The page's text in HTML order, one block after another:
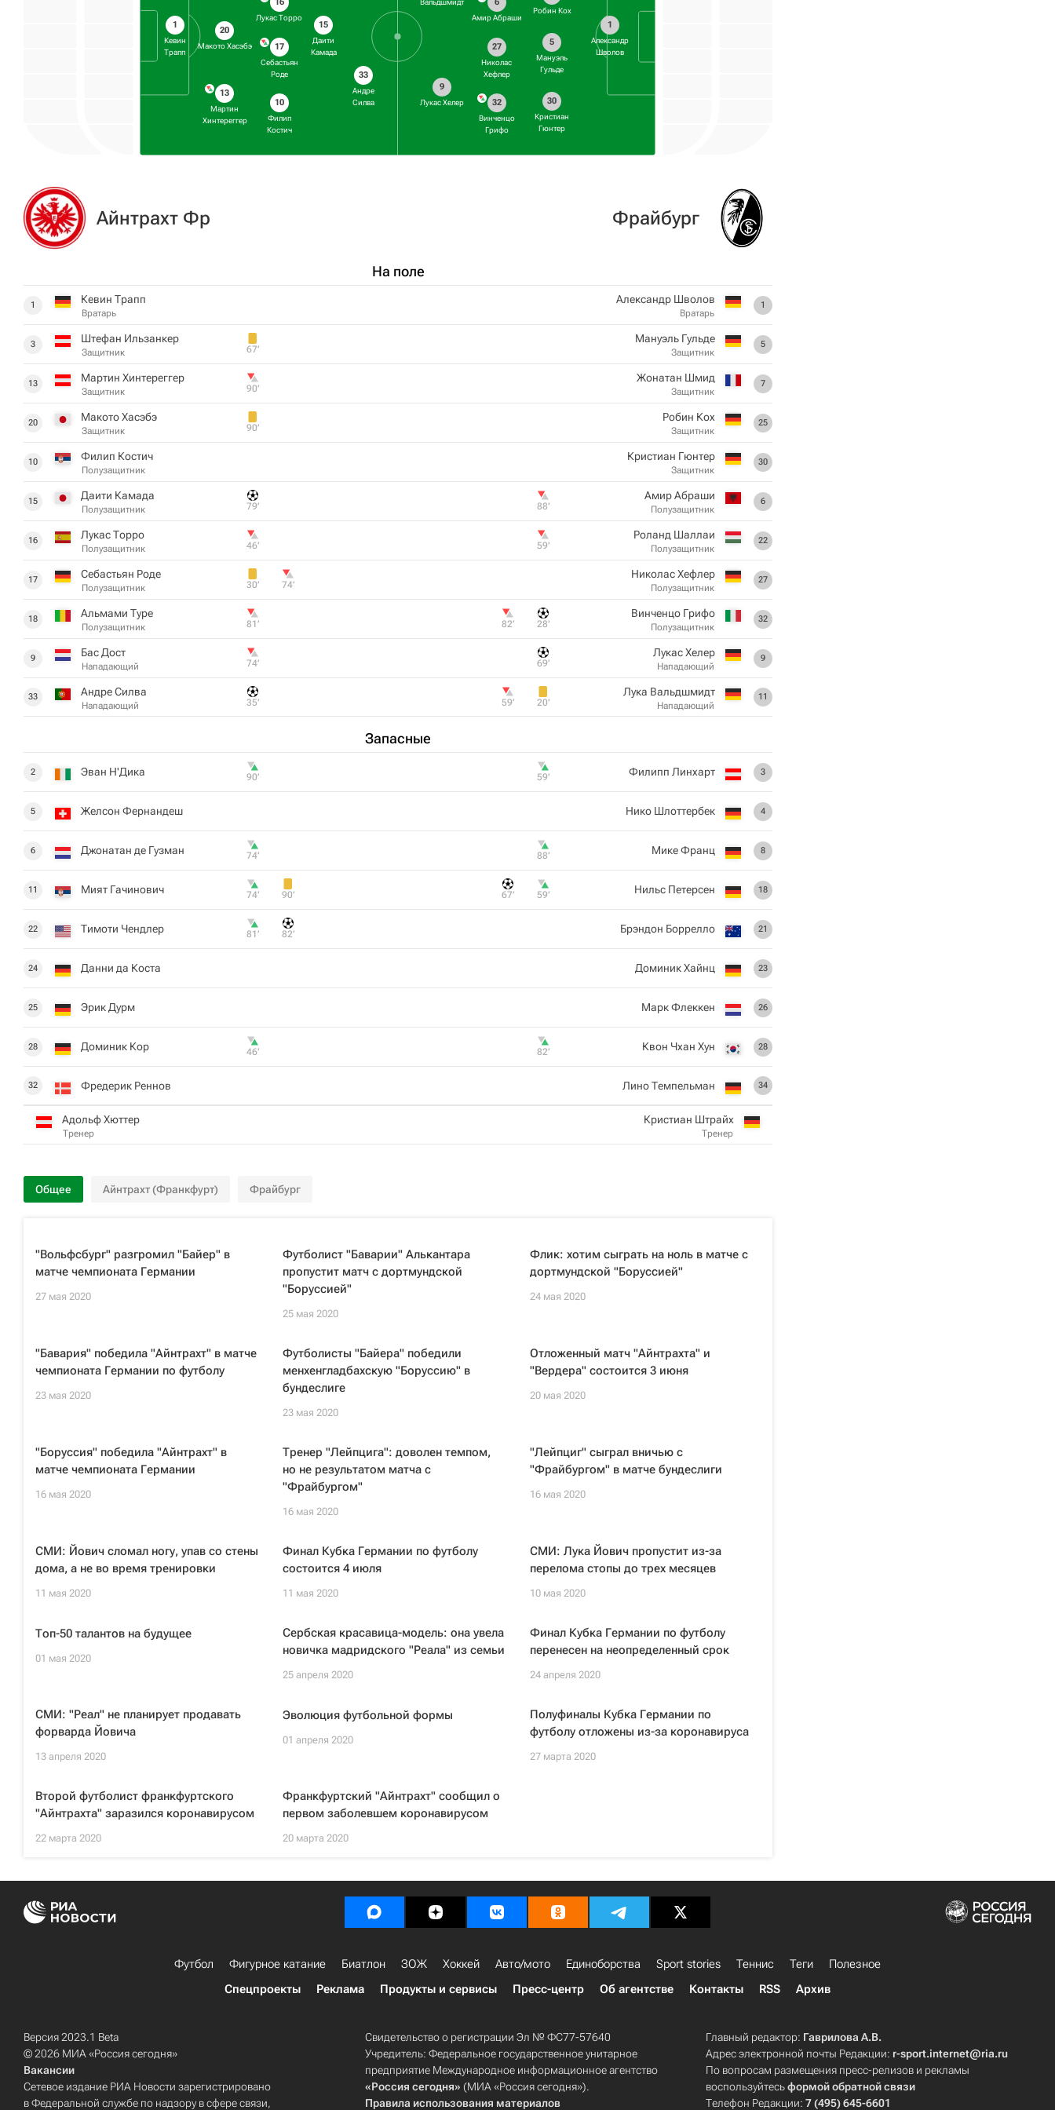
1
Кевин
Трапп
20
Макото Хасэбэ
13
Мартин
Хинтереггер
16
Лукас Торро
17
Себастьян
Роде
10
Филип
Костич
15
Даити
Камада
33
Андре
Силва
1
Александр
Шволов
Робин Кох
5
Мануэль
Гульде
30
Кристиан
Гюнтер
6
Амир Абраши
27
Николас
Хефлер
32
Винченцо
Грифо
9
Лукас Хелер
Айнтрахт Фр
На поле
1 Кевин Трапп
Вратарь
3 Штефан Ильзанкер
Защитник 67‎’‎
13 Мартин Хинтереггер
Защитник 90‎’‎
20 Макото Хасэбэ
Защитник 90‎’‎
10 Филип Костич
Полузащитник
15 Даити Камада
Полузащитник 79‎’‎
16 Лукас Торро
Полузащитник 46‎’‎
17 Себастьян Роде
Полузащитник 30‎’‎ 74‎’‎
18 Альмами Туре
Полузащитник 81‎’‎
9 Бас Дост
Нападающий 74‎’‎
33 Андре Силва
Нападающий 35‎’‎
Запасные
2 Эван Н'Дика 90‎’‎
5 Желсон Фернандеш
6 Джонатан де Гузман 74‎’‎
11 Мият Гачинович 74‎’‎ 90‎’‎
22 Тимоти Чендлер 81‎’‎ 82‎’‎
24 Данни да Коста
25 Эрик Дурм
28 Доминик Кор 46‎’‎
32 Фредерик Реннов
Адольф Хюттер
Тренер
Фрайбург
1
Александр Шволов
Вратарь
5
Мануэль Гульде
Защитник
7
Жонатан Шмид
Защитник
25
Робин Кох
Защитник
30
Кристиан Гюнтер
Защитник
6
Амир Абраши
Полузащитник
88‎’‎
22
Роланд Шаллаи
Полузащитник
59‎’‎
27
Николас Хефлер
Полузащитник
32
Винченцо Грифо
Полузащитник
28‎’‎
82‎’‎
9
Лукас Хелер
Нападающий
69‎’‎
11
Лука Вальдшмидт
Нападающий
20‎’‎
59‎’‎
3
Филипп Линхарт
59‎’‎
4
Нико Шлоттербек
8
Мике Франц
88‎’‎
18
Нильс Петерсен
59‎’‎
67‎’‎
21
Брэндон Боррелло
23
Доминик Хайнц
26
Марк Флеккен
28
Квон Чхан Хун
82‎’‎
34
Лино Темпельман
Кристиан Штрайх
Тренер
Общее Айнтрахт (Франкфурт) Фрайбург
"Вольфсбург" разгромил "Байер" в
матче чемпионата Германии
27 мая 2020
Футболист "Баварии" Алькантара
пропустит матч с дортмундской
"Боруссией"
25 мая 2020
Флик: хотим сыграть на ноль в матче с
дортмундской "Боруссией"
24 мая 2020
"Бавария" победила "Айнтрахт" в матче
чемпионата Германии по футболу
23 мая 2020
Футболисты "Байера" победили
менхенгладбахскую "Боруссию" в
бундеслиге
23 мая 2020
Отложенный матч "Айнтрахта" и
"Вердера" состоится 3 июня
20 мая 2020
"Боруссия" победила "Айнтрахт" в
матче чемпионата Германии
16 мая 2020
Тренер "Лейпцига": доволен темпом,
но не результатом матча с
"Фрайбургом"
16 мая 2020
"Лейпциг" сыграл вничью с
"Фрайбургом" в матче бундеслиги
16 мая 2020
СМИ: Йович сломал ногу, упав со стены
дома, а не во время тренировки
11 мая 2020
Финал Кубка Германии по футболу
состоится 4 июля
11 мая 2020
СМИ: Лука Йович пропустит из-за
перелома стопы до трех месяцев
10 мая 2020
Топ-50 талантов на будущее
01 мая 2020
Сербская красавица-модель: она увела
новичка мадридского "Реала" из семьи
25 апреля 2020
Финал Кубка Германии по футболу
перенесен на неопределенный срок
24 апреля 2020
СМИ: "Реал" не планирует продавать
форварда Йовича
13 апреля 2020
Эволюция футбольной формы
01 апреля 2020
Полуфиналы Кубка Германии по
футболу отложены из-за коронавируса
27 марта 2020
Второй футболист франкфуртского
"Айнтрахта" заразился коронавирусом
22 марта 2020
Франкфуртский "Айнтрахт" сообщил о
первом заболевшем коронавирусом
20 марта 2020
Футбол Фигурное катание Биатлон ЗОЖ Хоккей Авто/мото Единоборства Sport stories Теннис Теги
Полезное
Спецпроекты
Реклама Продукты и сервисы Пресс-центр Об агентстве Контакты RSS Архив
Версия 2023.1 Beta
© 2026 МИА «Россия сегодня»
Вакансии
Сетевое издание РИА Новости зарегистрировано
в Федеральной службе по надзору в сфере связи,
Свидетельство о регистрации Эл № ФС77-57640
Учредитель: Федеральное государственное унитарное
предприятие Международное информационное агентство
«Россия сегодня» (МИА «Россия сегодня»).
Правила использования материалов
Главный редактор: Гаврилова А.В.
Адрес электронной почты Редакции: r-sport.internet@ria.ru
По вопросам размещения пресс-релизов и рекламы
воспользуйтесьформой обратной связи
Телефон Редакции:7 (495) 645-6601